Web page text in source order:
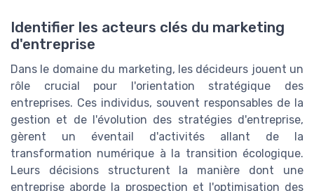
Identifier les acteurs clés du marketing
d'entreprise
Dans le domaine du marketing, les décideurs jouent un
rôle crucial pour l'orientation stratégique des
entreprises. Ces individus, souvent responsables de la
gestion et de l'évolution des stratégies d'entreprise,
gèrent un éventail d'activités allant de la
transformation numérique à la transition écologique.
Leurs décisions structurent la manière dont une
entreprise aborde la prospection et l'optimisation des